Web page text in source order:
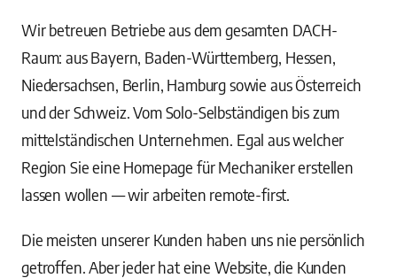
Wir betreuen Betriebe aus dem gesamten DACH-
Raum: aus Bayern, Baden-Württemberg, Hessen,
Niedersachsen, Berlin, Hamburg sowie aus Österreich
und der Schweiz. Vom Solo-Selbständigen bis zum
mittelständischen Unternehmen. Egal aus welcher
Region Sie eine Homepage für Mechaniker erstellen
lassen wollen — wir arbeiten remote-first.
Die meisten unserer Kunden haben uns nie persönlich
getroffen. Aber jeder hat eine Website, die Kunden